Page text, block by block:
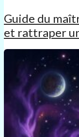
Guide du
et rattraper